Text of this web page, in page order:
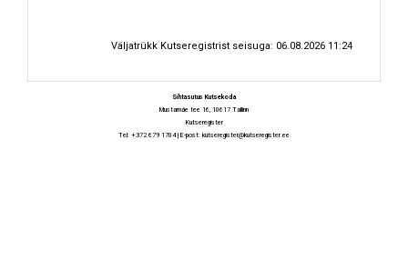
Väljatrükk Kutseregistrist seisuga: 06.08.2026 11:24
Sihtasutus Kutsekoda
Mustamäe tee 16, 10617 Tallinn
Kutseregister
Tel: +372 679 1704 | E-post: kutseregister@kutseregister.ee